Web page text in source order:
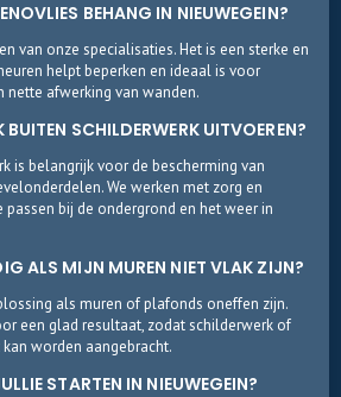
BEHANG IN NIEUWEGEIN?
van onze specialisaties. Het is een sterke en
helpt beperken en ideaal is voor
nette afwerking van wanden.
BUITEN SCHILDERWERK UITVOEREN?
is belangrijk voor de bescherming van
We werken met zorg en
bij de ondergrond en het weer in
ALS MIJN MUREN NIET VLAK ZIJN?
als muren of plafonds oneffen zijn.
een glad resultaat, zodat schilderwerk of
worden aangebracht.
STARTEN IN NIEUWEGEIN?